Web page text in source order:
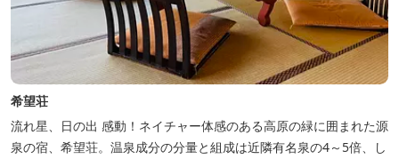
希望荘
流れ星、日の出 感動！ネイチャー体感のある高原の緑に囲まれた源
泉の宿、希望荘。温泉成分の分量と組成は近隣有名泉の4～5倍、し